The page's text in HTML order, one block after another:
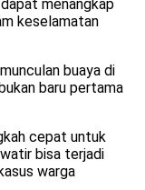
menangkap
keselamatan
buaya di
baru pertama
cepat untuk
bisa terjadi
warga